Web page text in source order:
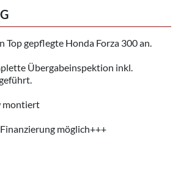
gepflegte Honda Forza 300 an.
Übergabeinspektion inkl.
montiert
möglich+++